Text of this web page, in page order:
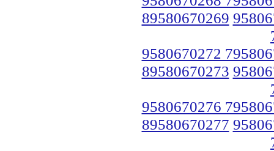
89580670269
9580670272
89580670273
9580670276
89580670277